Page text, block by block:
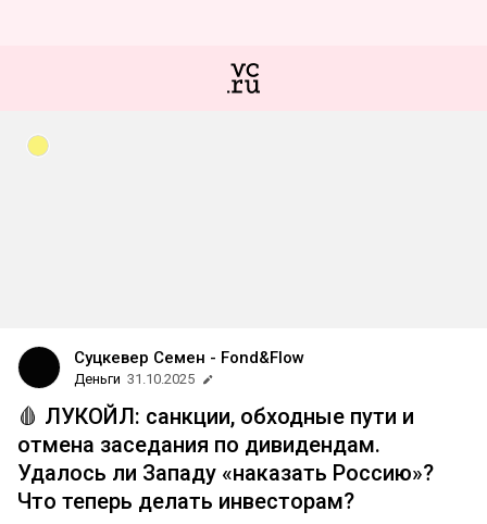
Суцкевер Семен - Fond&Flow
Деньги 31.10.2025
🩸 ЛУКОЙЛ: санкции, обходные пути и
отмена заседания по дивидендам.
Удалось ли Западу «наказать Россию»?
Что теперь делать инвесторам?